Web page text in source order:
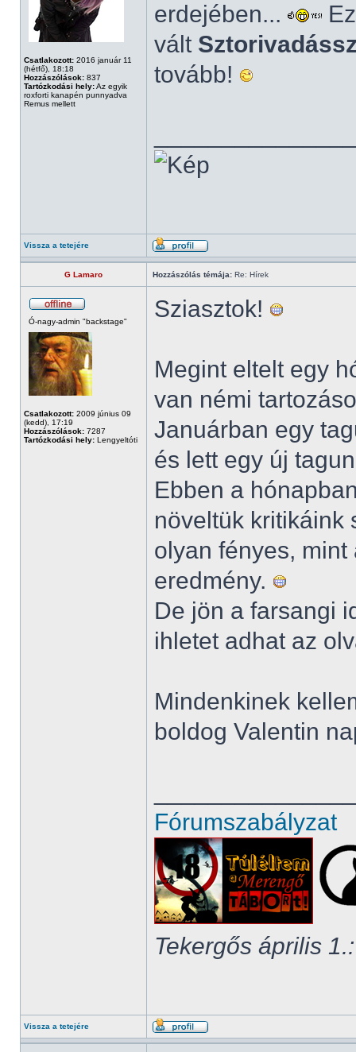
Csatlakozott: 2016 január 11
(hétfő), 18:18
Hozzászólások: 837
Tartózkodási hely:Az egyik
roxforti kanapén punnyadva
Remus mellett
erdejében...
vált
tovább!
Vissza a tetejére
G Lamaro Hozzászólás témája: Re: Hírek
Ó-nagy-admin "backstage"
Csatlakozott: 2009 június 09
(kedd), 17:19
Hozzászólások: 7287
Tartózkodási hely: Lengyeltóti
Sziasztok!
Megint eltelt egy
van némi
Januárban egy
és lett egy új
Ebben a
növeltük kritikáink
olyan fényes,
eredmény.
De jön a farsangi
ihletet adhat az
Mindenkinek
boldog Valentin
Fórumszabályzat
Tekergős április 1.:
Vissza a tetejére